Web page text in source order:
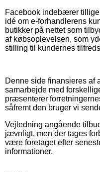
Facebook indebærer
idé om e-forhandlerens
butikker på nettet som
af købsoplevelsen, som
stilling til kundernes
Denne side finansieres af
samarbejde med
præsenterer
såfremt den bruger vi
Vejledning angående
jævnligt, men der tages
være foretaget efter
informationer.